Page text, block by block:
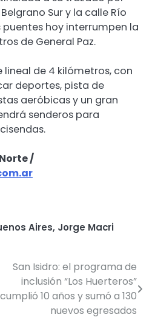
Sur y la calle Río
hoy interrumpen la
de General Paz.
lineal de 4 kilómetros, con
deportes, pista de
aeróbicas y un gran
senderos para
/
Aires, Jorge Macri
San Isidro: el programa de
inclusión “Los Huerteros”
cumplió 10 años y sumó a 130
nuevos egresados